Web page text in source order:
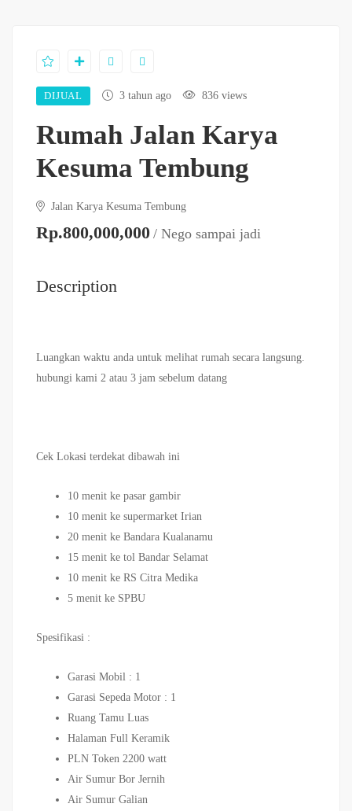
DIJUAL 3 tahun ago 836 views
Rumah Jalan Karya
Kesuma Tembung
Jalan Karya Kesuma Tembung
Rp.800,000,000 / Nego sampai jadi
Description
Luangkan waktu anda untuk melihat rumah secara langsung.
hubungi kami 2 atau 3 jam sebelum datang
Cek Lokasi terdekat dibawah ini
10 menit ke pasar gambir
10 menit ke supermarket Irian
20 menit ke Bandara Kualanamu
15 menit ke tol Bandar Selamat
10 menit ke RS Citra Medika
5 menit ke SPBU
Spesifikasi :
Garasi Mobil : 1
Garasi Sepeda Motor : 1
Ruang Tamu Luas
Halaman Full Keramik
PLN Token 2200 watt
Air Sumur Bor Jernih
Air Sumur Galian